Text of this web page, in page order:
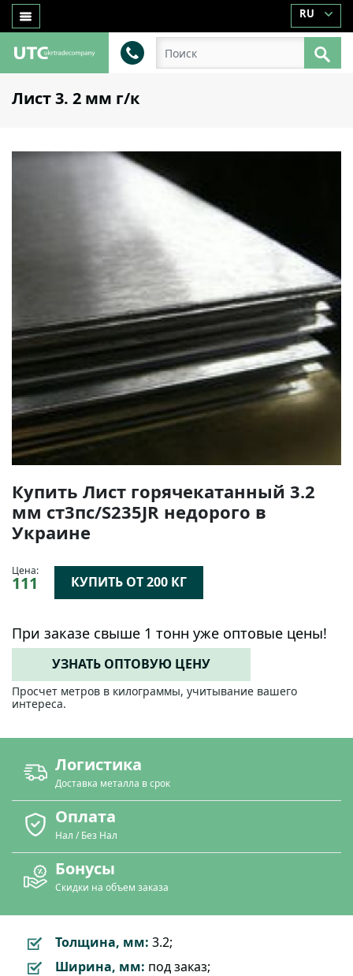
RU
Лист 3. 2 мм г/к
Купить Лист горячекатанный 3.2
мм ст3пс/S235JR недорого в
Украине
Цена:
111 КУПИТЬ ОТ 200 КГ
При заказе свыше 1 тонн уже оптовые цены!
УЗНАТЬ ОПТОВУЮ ЦЕНУ
Просчет метров в килограммы, учитывание вашего
интереса.
Логистика
Доставка металла в срок
Оплата
Нал / Без Нал
Бонусы
Скидки на объем заказа
Толщина, мм: 3.2;
Ширина, мм: под заказ;